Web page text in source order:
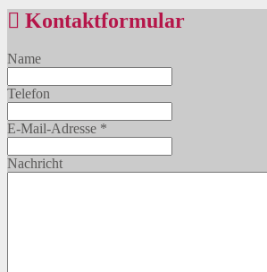
Kontaktformular
Name
Telefon
E-Mail-Adresse *
Nachricht